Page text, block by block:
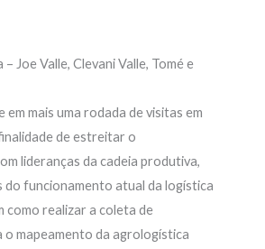
Joe Valle, Clevani Valle, Tomé e
mais uma rodada de visitas em
de estreitar o
lideranças da cadeia produtiva,
do funcionamento atual da logística
como realizar a coleta de
mapeamento da agrologística